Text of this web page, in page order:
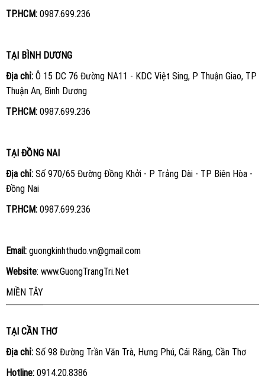
TP.HCM: 0987.699.236
TẠI BÌNH DƯƠNG
Địa chỉ:Ô 15 DC 76 Đường NA11 - KDC Việt Sing, P Thuận Giao, TP
Thuận An, Bình Dương
TP.HCM: 0987.699.236
TẠI ĐỒNG NAI
Địa chỉ:Số 970/65 Đường Đồng Khởi - P Trảng Dài - TP Biên Hòa -
Đồng Nai
TP.HCM: 0987.699.236
Email:guongkinhthudo.vn@gmail.com
Website: www.GuongTrangTri.Net
MIỀN TÂY
TẠI CẦN THƠ
Địa chỉ:Số 98 Đường Trần Văn Trà, Hưng Phú, Cái Răng, Cần Thơ
Hotline: 0914.20.8386